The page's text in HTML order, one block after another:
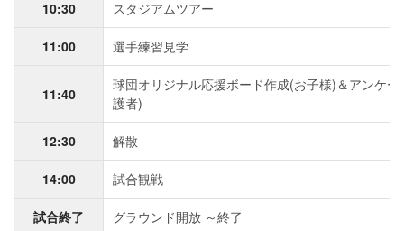
10:30 スタジアムツアー
11:00 選手練習見学
11:40
球団オリジナル応援ボード作成(お子様)＆アンケー
護者)
12:30 解散
14:00 試合観戦
試合終了 グラウンド開放 ～終了